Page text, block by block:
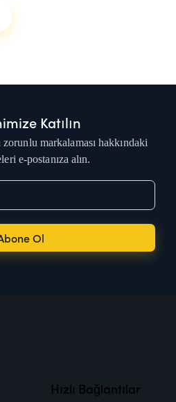
Katılın
markalaması hakkındaki
e-postanıza alın.
Ol
Hızlı Bağlantılar